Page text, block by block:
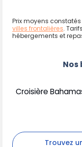
Prix moyens
villes frontalières.
hébergements et
Nos
Croisière
Trouvez